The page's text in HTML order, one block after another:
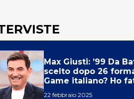
Max Giusti: ’99 Da
scelto dopo 26
Game italiano? Ho
22 febbraio 2025